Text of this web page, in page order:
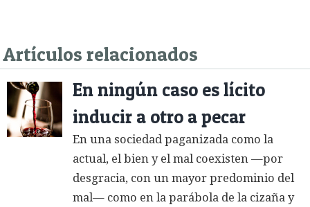
Artículos relacionados
En ningún caso es lícito
inducir a otro a pecar
En una sociedad paganizada como la
actual, el bien y el mal coexisten —por
desgracia, con un mayor predominio del
mal— como en la parábola de la cizaña y